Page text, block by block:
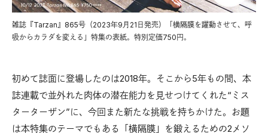
雑誌『Tarzan』865号（2023年9月21日発売）「横隔膜を躍動させて、呼
吸からカラダを変える」特集の表紙。特別定価750円。
初めて誌面に登場したのは2018年。そこから5年もの間、本
誌連載で並外れた肉体の潜在能力を見せつけてくれた“ミス
ターターザン”に、今回また新たな挑戦を持ちかけた。お題
は本特集のテーマでもある「横隔膜」を鍛えるための2メソ